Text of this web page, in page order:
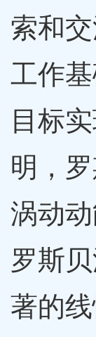
索和
工作
目标
明，
涡动
罗斯
著的